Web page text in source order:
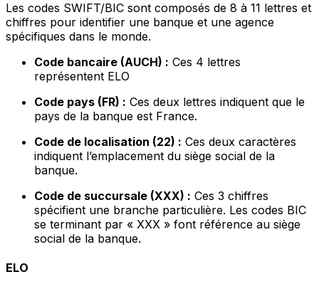
Les codes SWIFT/BIC sont composés de 8 à 11 lettres et
chiffres pour identifier une banque et une agence
spécifiques dans le monde.
Code bancaire (AUCH) : Ces 4 lettres
représentent ELO
Code pays (FR) : Ces deux lettres indiquent que le
pays de la banque est France.
Code de localisation (22) : Ces deux caractères
indiquent l’emplacement du siège social de la
banque.
Code de succursale (XXX) : Ces 3 chiffres
spécifient une branche particulière. Les codes BIC
se terminant par « XXX » font référence au siège
social de la banque.
ELO